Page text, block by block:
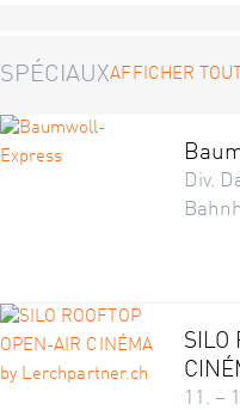
SPÉCIAUXAFFICHER TOUT
Div.
SILO
11. –